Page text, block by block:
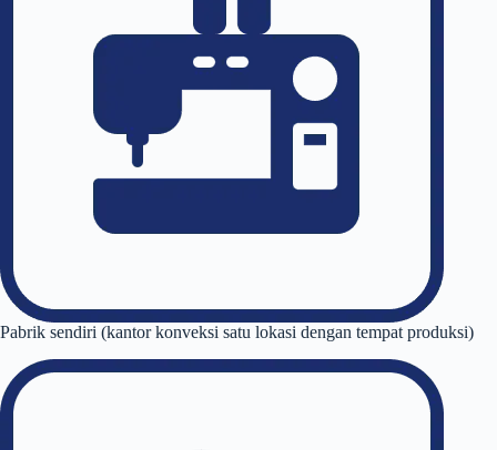
Pabrik sendiri (kantor konveksi satu lokasi dengan tempat produksi)